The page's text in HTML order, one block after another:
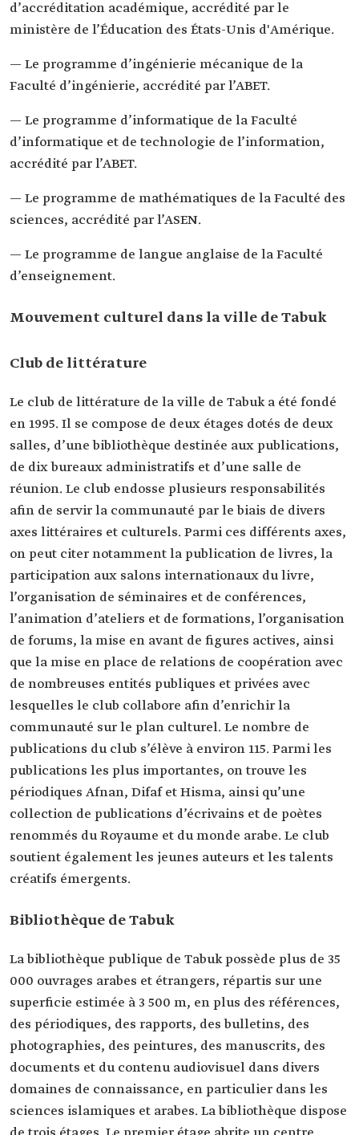
d’accréditation académique, accrédité par le
ministère de l’Éducation des États-Unis d'Amérique.
— Le programme d’ingénierie mécanique de la
Faculté d’ingénierie, accrédité par l’ABET.
— Le programme d’informatique de la Faculté
d’informatique et de technologie de l’information,
accrédité par l’ABET.
— Le programme de mathématiques de la Faculté des
sciences, accrédité par l’ASEN.
— Le programme de langue anglaise de la Faculté
d’enseignement.
Mouvement culturel dans la ville de Tabuk
Club de littérature
Le club de littérature de la ville de Tabuk a été fondé
en 1995. Il se compose de deux étages dotés de deux
salles, d’une bibliothèque destinée aux publications,
de dix bureaux administratifs et d’une salle de
réunion. Le club endosse plusieurs responsabilités
afin de servir la communauté par le biais de divers
axes littéraires et culturels. Parmi ces différents axes,
on peut citer notamment la publication de livres, la
participation aux salons internationaux du livre,
l’organisation de séminaires et de conférences,
l’animation d’ateliers et de formations, l’organisation
de forums, la mise en avant de figures actives, ainsi
que la mise en place de relations de coopération avec
de nombreuses entités publiques et privées avec
lesquelles le club collabore afin d’enrichir la
communauté sur le plan culturel. Le nombre de
publications du club s’élève à environ 115. Parmi les
publications les plus importantes, on trouve les
périodiques Afnan, Difaf et Hisma, ainsi qu’une
collection de publications d’écrivains et de poètes
renommés du Royaume et du monde arabe. Le club
soutient également les jeunes auteurs et les talents
créatifs émergents.
Bibliothèque de Tabuk
La bibliothèque publique de Tabuk possède plus de 35
000 ouvrages arabes et étrangers, répartis sur une
superficie estimée à 3 500 m, en plus des références,
des périodiques, des rapports, des bulletins, des
photographies, des peintures, des manuscrits, des
documents et du contenu audiovisuel dans divers
domaines de connaissance, en particulier dans les
sciences islamiques et arabes. La bibliothèque dispose